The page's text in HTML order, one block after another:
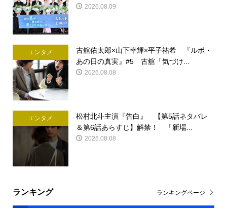
2026.08.09
エンタメ
古舘佑太郎×山下幸輝×平子祐希 『ルポ・
あの日の真実』#5 古舘「気づけ...
2026.08.08
エンタメ
松村北斗主演『告白』 【第5話ネタバレ
＆第6話あらすじ】解禁！ 「新場...
2026.08.08
ランキング ランキングページ